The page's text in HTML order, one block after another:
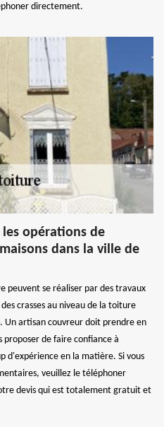
directement.
opérations de
dans la ville de
peuvent se réaliser par des travaux
crasses au niveau de la toiture
artisan couvreur doit prendre en
proposer de faire confiance à
d'expérience en la matière. Si vous
veuillez le téléphoner
devis qui est totalement gratuit et